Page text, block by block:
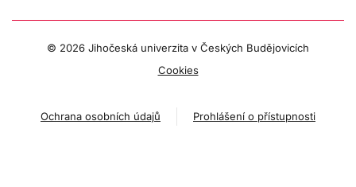
© 2026 Jihočeská univerzita v Českých Budějovicích
Cookies
Ochrana osobních údajů Prohlášení o přístupnosti